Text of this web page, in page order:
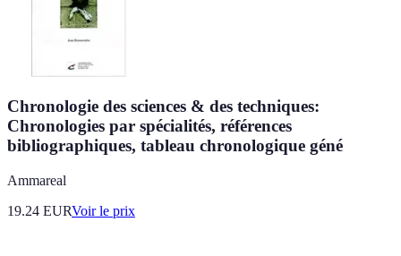
Chronologie des sciences & des techniques:
Chronologies par spécialités, références
bibliographiques, tableau chronologique géné
Ammareal
19.24 EURVoir le prix